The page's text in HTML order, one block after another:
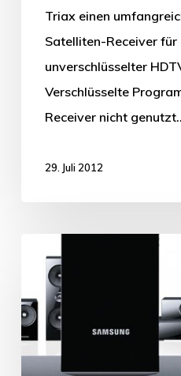
Triax einen
Satelliten-Receiver für
unverschlüsselter
Verschlüsselte
Receiver nicht
29. Juli 2012